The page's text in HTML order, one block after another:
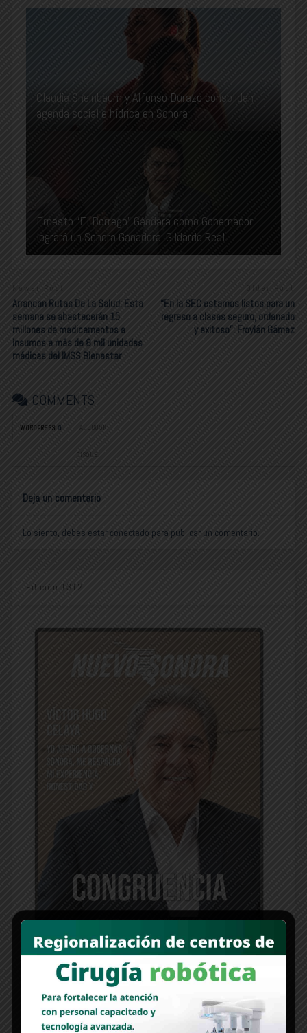
Claudia Sheinbaum y Alfonso Durazo consolidan
agenda social e hídrica en Sonora
Ernesto “El Borrego” Gándara como Gobernador
logrará un Sonora Ganadora: Gildardo Real
Newer Post
Arrancan Rutas De La Salud: Esta
semana se abastecerán 15
millones de medicamentos e
insumos a más de 8 mil unidades
médicas del IMSS Bienestar
Older Post
“En la SEC estamos listos para un
regreso a clases seguro, ordenado
y exitoso”: Froylán Gámez
COMMENTS
WORDPRESS: 0 FACEBOOK:
DISQUS:
Deja un comentario
Lo siento, debes estar conectado para publicar un comentario.
Edición 1312